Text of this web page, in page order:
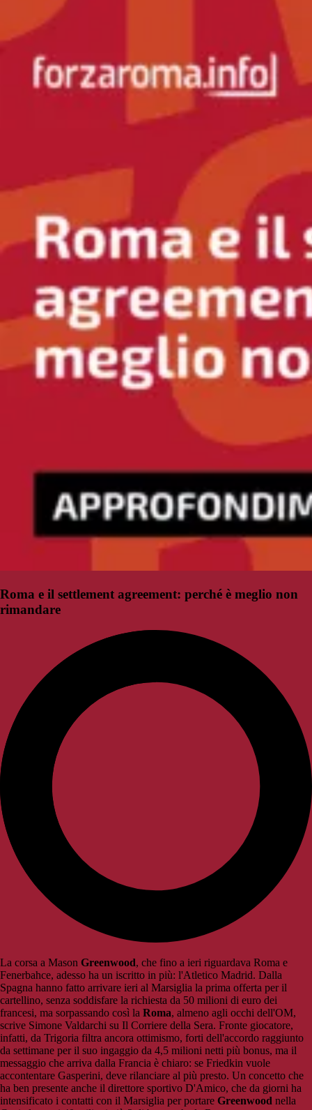
Roma e il settlement agreement: perché è meglio non
rimandare
La corsa a Mason Greenwood, che fino a ieri riguardava Roma e
Fenerbahce, adesso ha un iscritto in più: l'Atletico Madrid. Dalla
Spagna hanno fatto arrivare ieri al Marsiglia la prima offerta per il
cartellino, senza soddisfare la richiesta da 50 milioni di euro dei
francesi, ma sorpassando così la Roma, almeno agli occhi dell'OM,
scrive Simone Valdarchi su Il Corriere della Sera. Fronte giocatore,
infatti, da Trigoria filtra ancora ottimismo, forti dell'accordo raggiunto
da settimane per il suo ingaggio da 4,5 milioni netti più bonus, ma il
messaggio che arriva dalla Francia è chiaro: se Friedkin vuole
accontentare Gasperini, deve rilanciare al più presto. Un concetto che
ha ben presente anche il direttore sportivo D'Amico, che da giorni ha
intensificato i contatti con il Marsiglia per portare Greenwood nella